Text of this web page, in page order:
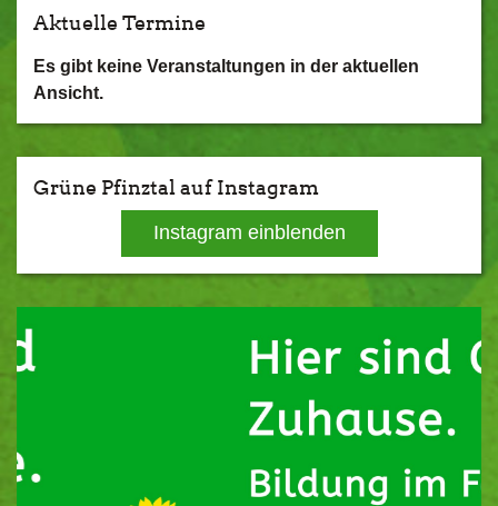
Aktuelle Termine
Es gibt keine Veranstaltungen in der aktuellen
Ansicht.
Grüne Pfinztal auf Instagram
Instagram einblenden